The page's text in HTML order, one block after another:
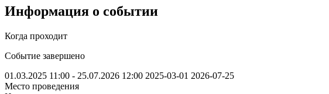
Информация о событии
Когда проходит
Событие завершено
01.03.2025 11:00 - 25.07.2026 12:00 2025-03-01 2026-07-25
Место проведения